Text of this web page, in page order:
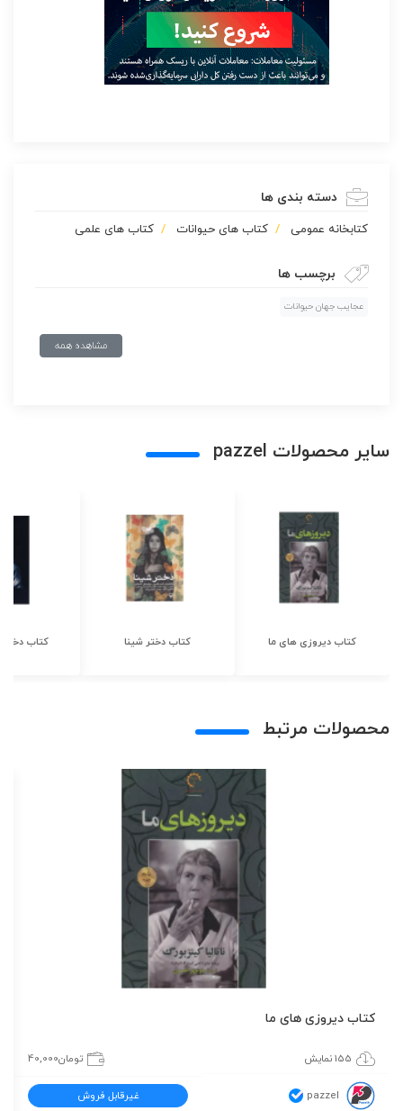
دسته بندی ها
كتابخانه عمومی کتاب های حیوانات کتاب های علمی
برچسب ها
عجایب جهان حیوانات
مشاهده همه
سایر محصولات pazzel
کتاب دیروزی های ما کتاب دختر شینا کتاب دختر
محصولات مرتبط
کتاب دیروزی های ما
155 نمایش تومان40,000
pazzel غیرقابل فروش